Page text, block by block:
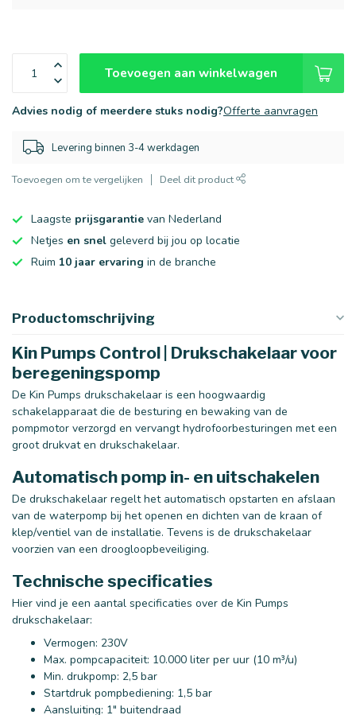
Toevoegen aan winkelwagen
Advies nodig of meerdere stuks nodig?Offerte aanvragen
Levering binnen 3-4 werkdagen
Toevoegen om te vergelijken Deel dit product
Laagste prijsgarantie van Nederland
Netjes en snel geleverd bij jou op locatie
Ruim 10 jaar ervaring in de branche
Productomschrijving
Kin Pumps Control | Drukschakelaar voor
beregeningspomp
De Kin Pumps drukschakelaar is een hoogwaardig
schakelapparaat die de besturing en bewaking van de
pompmotor verzorgd en vervangt hydrofoorbesturingen met een
groot drukvat en drukschakelaar.
Automatisch pomp in- en uitschakelen
De drukschakelaar regelt het automatisch opstarten en afslaan
van de waterpomp bij het openen en dichten van de kraan of
klep/ventiel van de installatie. Tevens is de drukschakelaar
voorzien van een droogloopbeveiliging.
Technische specificaties
Hier vind je een aantal specificaties over de Kin Pumps
drukschakelaar:
Vermogen: 230V
Max. pompcapaciteit: 10.000 liter per uur (10 m³/u)
Min. drukpomp: 2,5 bar
Startdruk pompbediening: 1,5 bar
Aansluiting: 1" buitendraad